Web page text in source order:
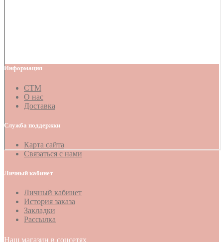
Информация
СТМ
О нас
Доставка
Служба поддержки
Карта сайта
Связаться с нами
Личный кабинет
Личный кабинет
История заказа
Закладки
Рассылка
Наш магазин в соцсетях